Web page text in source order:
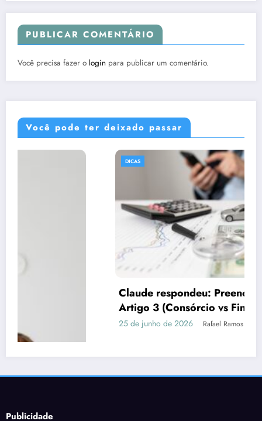
PUBLICAR COMENTÁRIO
Você precisa fazer o login para publicar um comentário.
Você pode ter deixado passar
Claude respondeu: Preencha assim para o
Artigo 3 (Consórcio vs Financiamento)
Rafael Ramos
Publicidade